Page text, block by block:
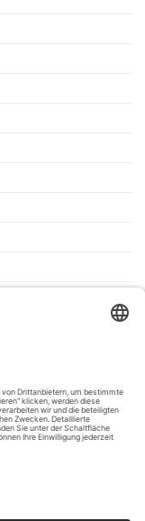
1
2
8
9